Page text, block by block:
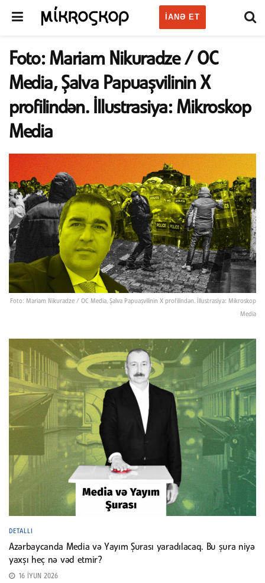
IANƏ ET
Foto: Mariam Nikuradze / OC
Media, Şalva Papuaşvilinin X
profilindən. İllustrasiya: Mikroskop
Media
Foto: Mariam Nikuradze / OC Media, Şalva Papuaşvilinin X profilindən. İllustrasiya: Mikroskop
Media
DETALLI
Azərbaycanda Media və Yayım Şurası yaradılacaq. Bu şura niyə
yaxşı heç nə vəd etmir?
16 İYUN 2026